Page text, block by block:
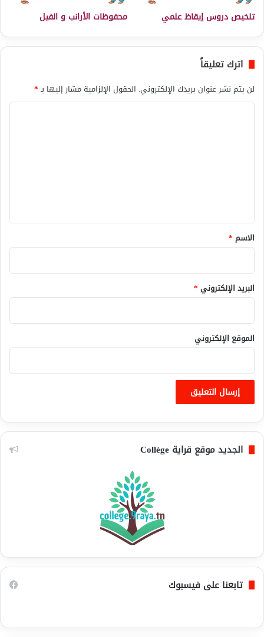
تلخيص دروس إيقاظ علمي محفوظات الأرانب و الفيل
اترك تعليقاً
لن يتم نشر عنوان بريدك الإلكتروني. الحقول الإلزامية مشار إليها بـ*
*
الاسم *
البريد الإلكتروني *
الموقع الإلكتروني
الجديد موقع قراية Collège
تابعنا على فيسبوك